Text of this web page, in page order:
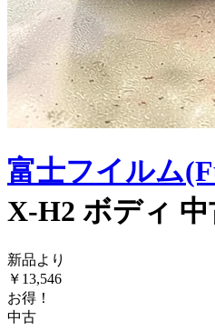
富士フイルム
X-H2 ボディ 中
新品より
￥ 13,546
お得！
中古